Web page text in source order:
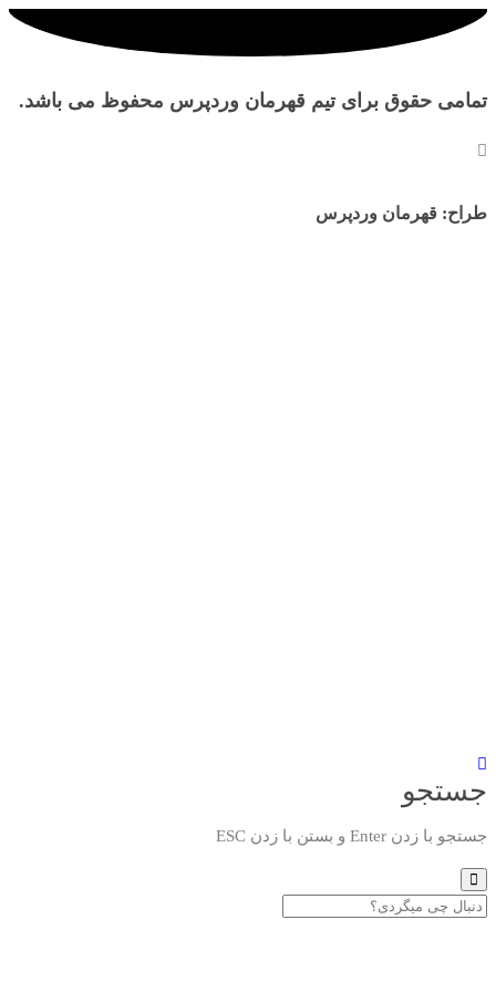
تمامی حقوق برای تیم قهرمان وردپرس محفوظ می باشد.
طراح: قهرمان وردپرس
جستجو
جستجو با زدن Enter و بستن با زدن ESC